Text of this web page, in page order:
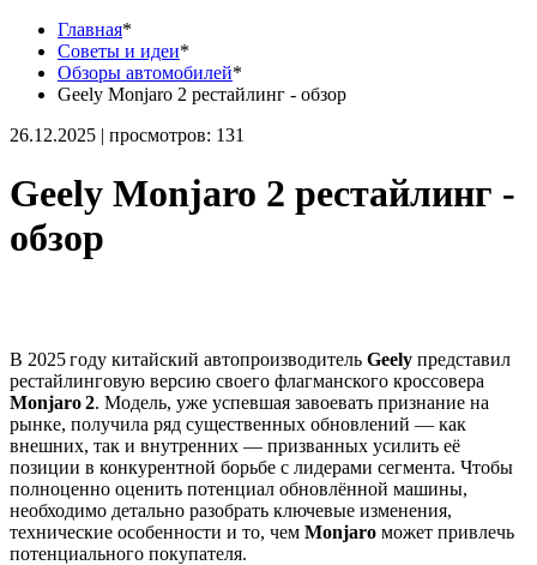
Главная*
Советы и идеи*
Обзоры автомобилей*
Geely Monjaro 2 рестайлинг - обзор
26.12.2025 | просмотров: 131
Geely Monjaro 2 рестайлинг -
обзор
В 2025 году китайский автопроизводитель Geely представил
рестайлинговую версию своего флагманского кроссовера
Monjaro 2. Модель, уже успевшая завоевать признание на
рынке, получила ряд существенных обновлений — как
внешних, так и внутренних — призванных усилить её
позиции в конкурентной борьбе с лидерами сегмента. Чтобы
полноценно оценить потенциал обновлённой машины,
необходимо детально разобрать ключевые изменения,
технические особенности и то, чем Monjaro может привлечь
потенциального покупателя.